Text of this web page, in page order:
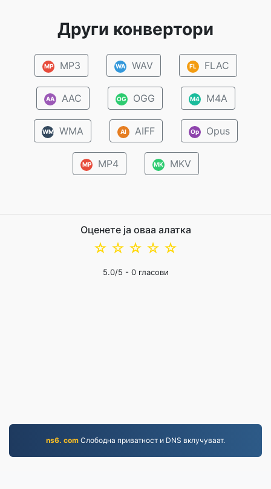
Други конвертори
MP MP3 WA WAV FL FLAC
AA AAC OG OGG M4 M4A
WM WMA AI AIFF Op Opus
MP MP4 MK MKV
Оценете ја оваа алатка
☆
☆
☆
☆
☆
5.0/5 - 0гласови
ns6. com Слободна приватност и DNS вклучуваат.